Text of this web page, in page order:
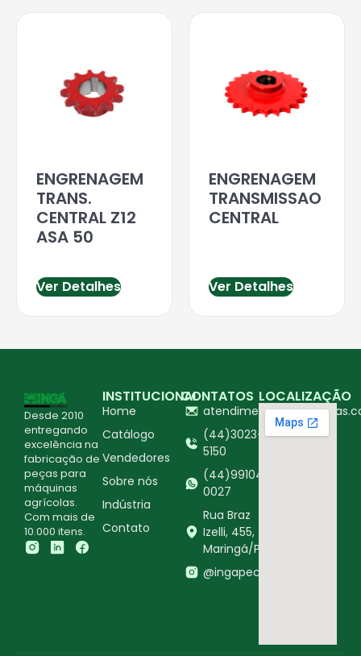
ENGRENAGEM
TRANS.
CENTRAL Z12
ASA 50
Ver Detalhes
ENGRENAGEM
TRANSMISSAO
CENTRAL
Ver Detalhes
Desde 2010
entregando
excelência na
fabricação de
peças para
máquinas
agrícolas.
Com mais de
10.000 itens.
INSTITUCIONAL
Home
Catálogo
Vendedores
Sobre nós
Indústria
Contato
CONTATOS
(44)3023-
5150
(44)99104-
0027
Rua Braz
Izelli, 455,
Maringá/PR
@ingapecasagricolas
LOCALIZAÇÃO